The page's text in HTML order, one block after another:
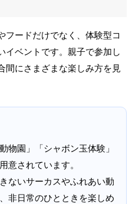
フードだけでなく、体験型コ
イベントです。親子で参加し
間にさまざまな楽しみ方を見
物園」「シャボン玉体験」
意されています。
ないサーカスやふれあい動
非日常のひとときを楽しめ